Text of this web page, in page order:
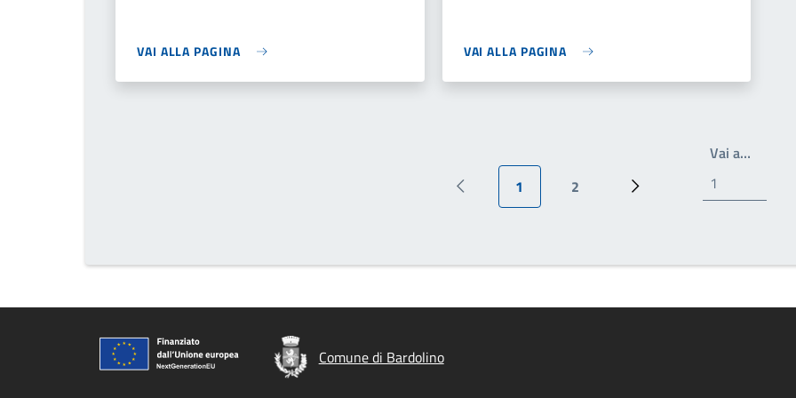
VAI ALLA PAGINA VAI ALLA PAGINA
Pagina precedente
Pagina attuale
1
Pagina
2
Pagina successiva
Vai a…Scrivi il
Comune di Bardolino